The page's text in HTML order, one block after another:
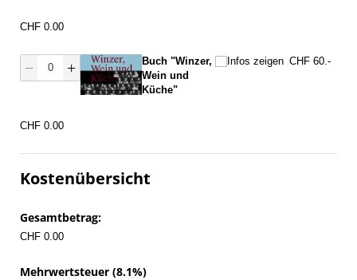
Preis
CHF 0.00
Menge Buch
Buch "Winzer,
Wein und
Küche"
Infos zeigen
Infos zeigen CHF 60.-
Preis
CHF 0.00
Kostenübersicht
Gesamtbetrag:
CHF 0.00
Mehrwertsteuer (8.1%)